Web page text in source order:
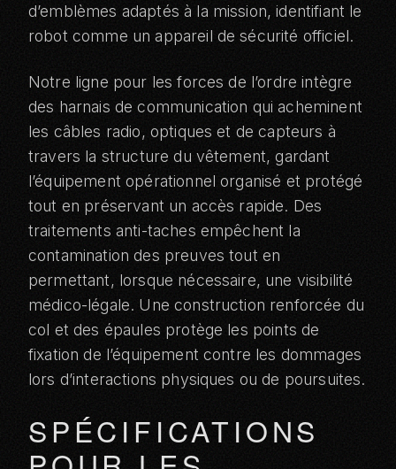
d’emblèmes adaptés à la mission, identifiant le
robot comme un appareil de sécurité officiel.
Notre ligne pour les forces de l’ordre intègre
des harnais de communication qui acheminent
les câbles radio, optiques et de capteurs à
travers la structure du vêtement, gardant
l’équipement opérationnel organisé et protégé
tout en préservant un accès rapide. Des
traitements anti-taches empêchent la
contamination des preuves tout en
permettant, lorsque nécessaire, une visibilité
médico-légale. Une construction renforcée du
col et des épaules protège les points de
fixation de l’équipement contre les dommages
lors d’interactions physiques ou de poursuites.
SPÉCIFICATIONS